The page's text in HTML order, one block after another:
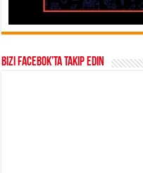
Bizi Facebok’ta takip edin